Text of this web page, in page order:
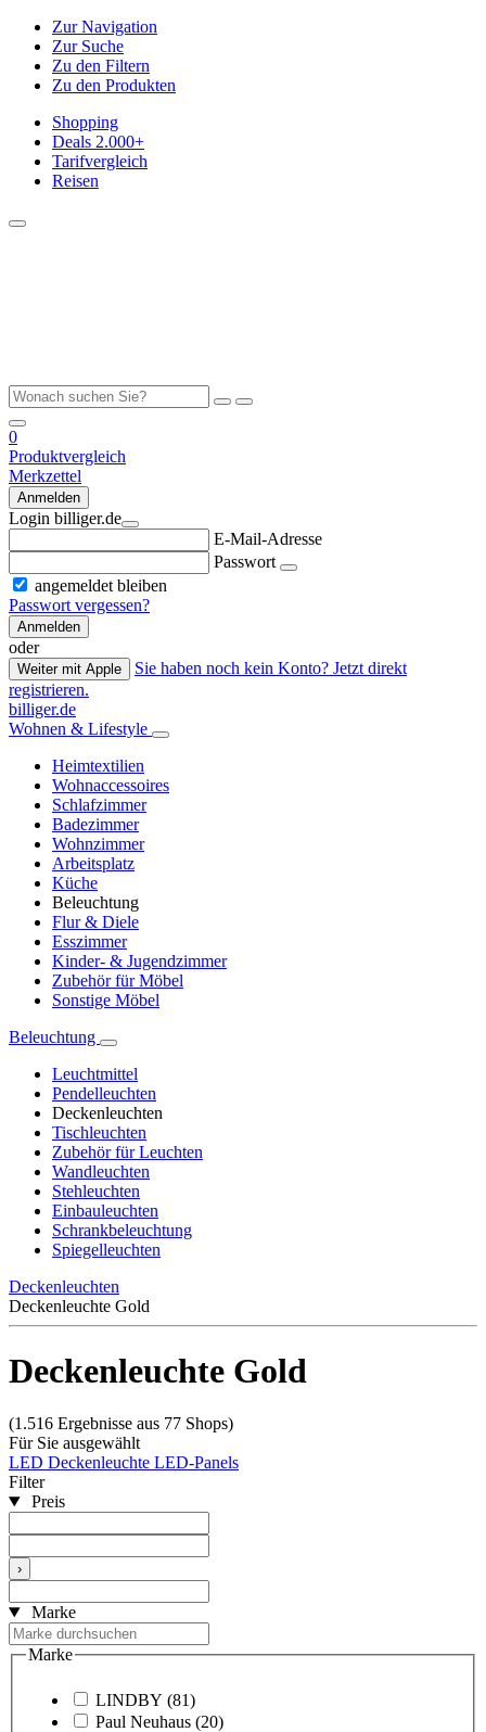
Zur Navigation
Zur Suche
Zu den Filtern
Zu den Produkten
Shopping
Deals 2.000+
Tarifvergleich
Reisen
0
Produktvergleich
Merkzettel
Anmelden
Login billiger.de
E-Mail-Adresse
Passwort
angemeldet bleiben
Passwort vergessen?
Anmelden
oder
Weiter mit Apple
Sie haben noch kein Konto? Jetzt direkt
registrieren.
billiger.de
Wohnen & Lifestyle
Heimtextilien
Wohnaccessoires
Schlafzimmer
Badezimmer
Wohnzimmer
Arbeitsplatz
Küche
Beleuchtung
Flur & Diele
Esszimmer
Kinder- & Jugendzimmer
Zubehör für Möbel
Sonstige Möbel
Beleuchtung
Leuchtmittel
Pendelleuchten
Deckenleuchten
Tischleuchten
Zubehör für Leuchten
Wandleuchten
Stehleuchten
Einbauleuchten
Schrankbeleuchtung
Spiegelleuchten
Deckenleuchten
Deckenleuchte Gold
Deckenleuchte Gold
(1.516 Ergebnisse aus 77 Shops)
Für Sie ausgewählt
LED Deckenleuchte LED-Panels
Filter
Preis
›
Marke
Marke
LINDBY (81)
Paul Neuhaus (20)